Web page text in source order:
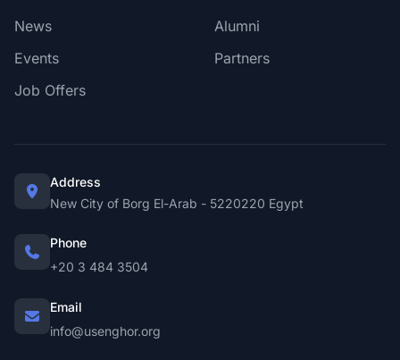
News
Events
Job Offers
Alumni
Partners
Address
New City of Borg El-Arab - 5220220 Egypt
Phone
+20 3 484 3504
Email
info@usenghor.org